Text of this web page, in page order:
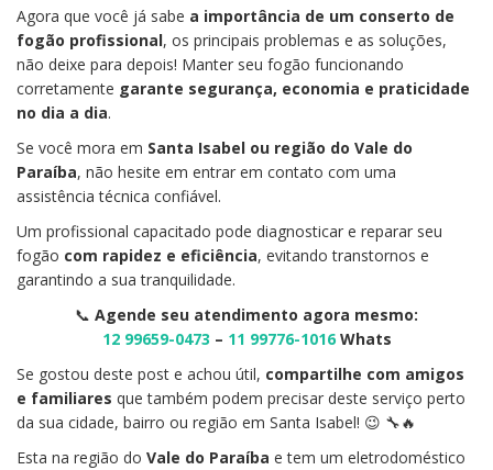
Agora que você já sabe a importância de um conserto de
fogão profissional, os principais problemas e as soluções,
não deixe para depois! Manter seu fogão funcionando
corretamente garante segurança, economia e praticidade
no dia a dia.
Se você mora em Santa Isabel ou região do Vale do
Paraíba, não hesite em entrar em contato com uma
assistência técnica confiável.
Um profissional capacitado pode diagnosticar e reparar seu
fogão com rapidez e eficiência, evitando transtornos e
garantindo a sua tranquilidade.
📞 Agende seu atendimento agora mesmo:
12 99659-0473 – 11 99776-1016Whats
Se gostou deste post e achou útil, compartilhe com amigos
e familiares que também podem precisar deste serviço perto
da sua cidade, bairro ou região em Santa Isabel! 😉 🔧🔥
Esta na região do Vale do Paraíba e tem um eletrodoméstico